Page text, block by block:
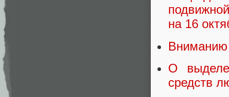
на 16
О
средств